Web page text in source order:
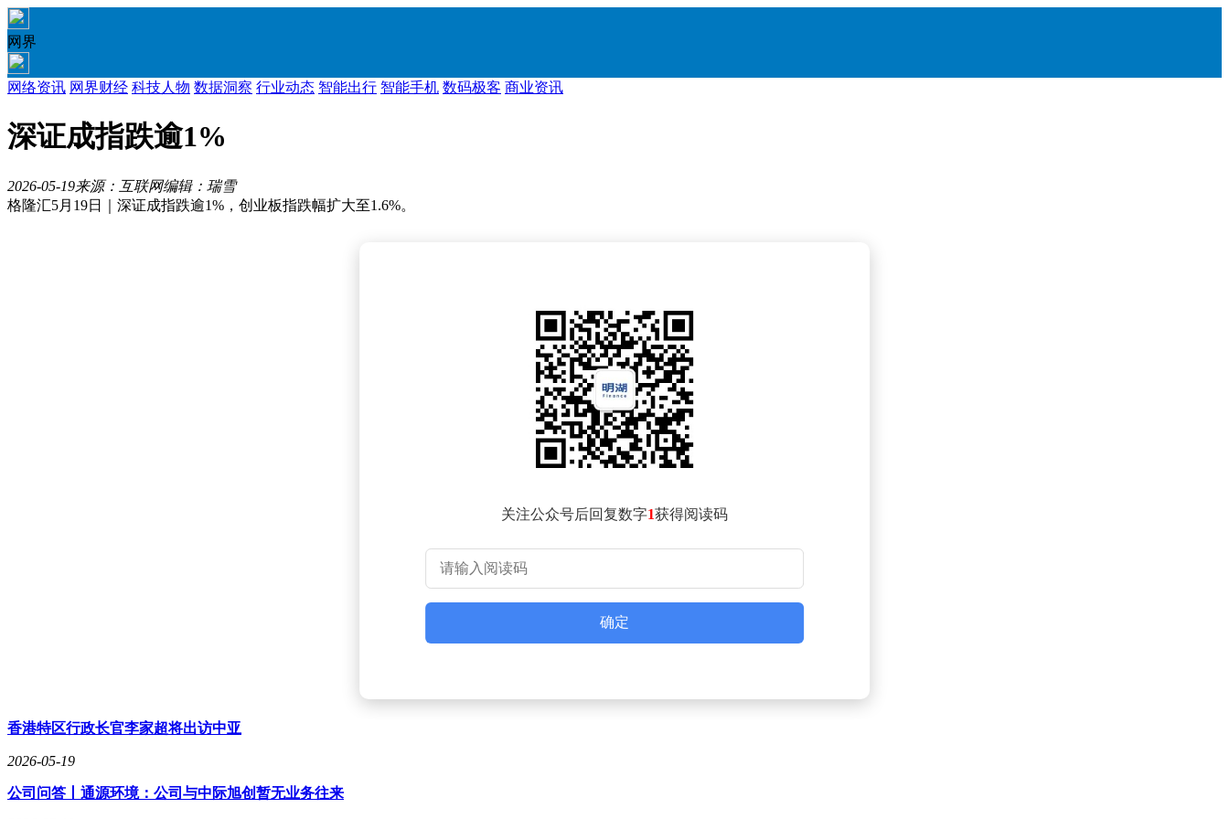
网界
网络资讯 网界财经 科技人物 数据洞察 行业动态 智能出行 智能手机 数码极客 商业资讯
深证成指跌逾1%
2026-05-19来源：互联网编辑：瑞雪
格隆汇5月19日｜深证成指跌逾1%，创业板指跌幅扩大至1.6%。
关注公众号后回复数字1获得阅读码
确定
香港特区行政长官李家超将出访中亚
2026-05-19
公司问答丨通源环境：公司与中际旭创暂无业务往来